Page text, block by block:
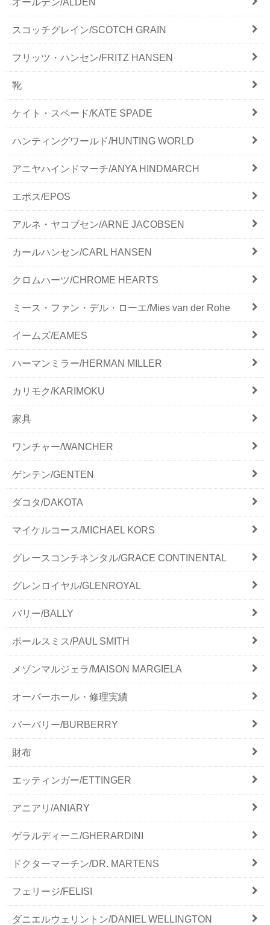
スコッチグレイン/SCOTCH GRAIN
フリッツ・ハンセン/FRITZ HANSEN
靴
ケイト・スペード/KATE SPADE
ハンティングワールド/HUNTING WORLD
アニヤハインドマーチ/ANYA HINDMARCH
エポス/EPOS
アルネ・ヤコブセン/ARNE JACOBSEN
カールハンセン/CARL HANSEN
クロムハーツ/CHROME HEARTS
ミース・ファン・デル・ローエ/Mies van der Rohe
イームズ/EAMES
ハーマンミラー/HERMAN MILLER
カリモク/KARIMOKU
家具
ワンチャー/WANCHER
ゲンテン/GENTEN
ダコタ/DAKOTA
マイケルコース/MICHAEL KORS
グレースコンチネンタル/GRACE CONTINENTAL
グレンロイヤル/GLENROYAL
バリー/BALLY
ポールスミス/PAUL SMITH
メゾンマルジェラ/MAISON MARGIELA
オーバーホール・修理実績
バーバリー/BURBERRY
財布
エッティンガー/ETTINGER
アニアリ/ANIARY
ゲラルディーニ/GHERARDINI
ドクターマーチン/DR. MARTENS
フェリージ/FELISI
ダニエルウェリントン/DANIEL WELLINGTON